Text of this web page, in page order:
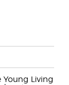
Living